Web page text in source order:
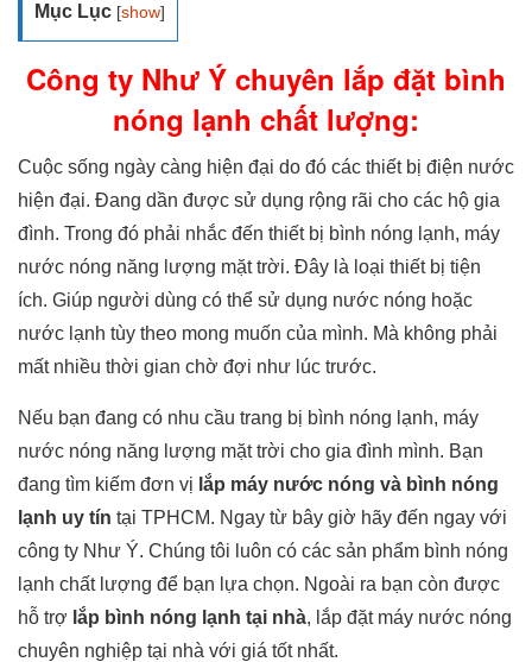
Mục Lục [show]
Công ty Như Ý chuyên lắp đặt bình
nóng lạnh chất lượng:
Cuộc sống ngày càng hiện đại do đó các thiết bị điện nước
hiện đại. Đang dần được sử dụng rộng rãi cho các hộ gia
đình. Trong đó phải nhắc đến thiết bị bình nóng lạnh, máy
nước nóng năng lượng mặt trời. Đây là loại thiết bị tiện
ích. Giúp người dùng có thể sử dụng nước nóng hoặc
nước lạnh tùy theo mong muốn của mình. Mà không phải
mất nhiều thời gian chờ đợi như lúc trước.
Nếu bạn đang có nhu cầu trang bị bình nóng lạnh, máy
nước nóng năng lượng mặt trời cho gia đình mình. Bạn
đang tìm kiếm đơn vị lắp máy nước nóng và bình nóng
lạnh uy tín tại TPHCM. Ngay từ bây giờ hãy đến ngay với
công ty Như Ý. Chúng tôi luôn có các sản phẩm bình nóng
lạnh chất lượng để bạn lựa chọn. Ngoài ra bạn còn được
hỗ trợ lắp bình nóng lạnh tại nhà, lắp đặt máy nước nóng
chuyên nghiệp tại nhà với giá tốt nhất.